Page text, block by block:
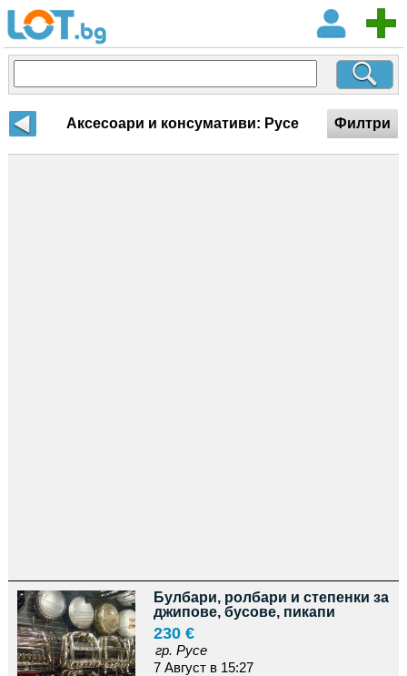
Аксесоари и консумативи: Русе Филтри
Булбари, ролбари и степенки за
джипове, бусове, пикапи
230 €
гр. Русе
7 Август в 15:27